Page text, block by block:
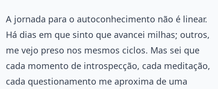
A jornada para o autoconhecimento não é linear.
Há dias em que sinto que avancei milhas; outros,
me vejo preso nos mesmos ciclos. Mas sei que
cada momento de introspecção, cada meditação,
cada questionamento me aproxima de uma